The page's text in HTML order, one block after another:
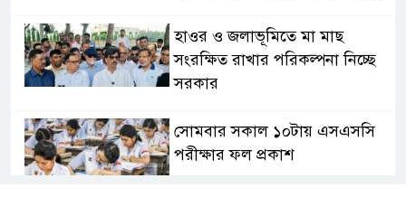
হাওর ও জলাভূমিতে মা মাছ
সংরক্ষিত রাখার পরিকল্পনা নিচ্ছে
সরকার
সোমবার সকাল ১০টায় এসএসসি
পরীক্ষার ফল প্রকাশ